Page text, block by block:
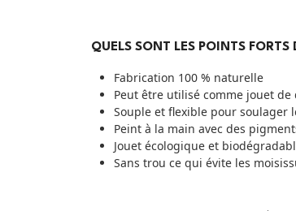
QUELS SONT LES POINTS FORTS
Fabrication 100 % naturelle
Peut être utilisé comme jouet
Souple et flexible pour soulager
Peint à la main avec des
Jouet écologique et
Sans trou ce qui évite les